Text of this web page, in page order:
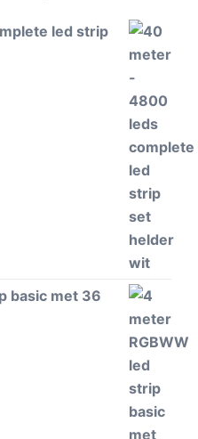
led strip
basic met 36